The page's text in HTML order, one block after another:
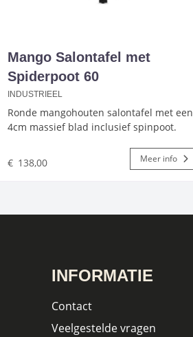
Mango Salontafel met
Spiderpoot 60
INDUSTRIEEL
Ronde mangohouten salontafel met een
4cm massief blad inclusief spinpoot.
€ 138,00 Meer info
INFORMATIE
Contact
Veelgestelde vragen